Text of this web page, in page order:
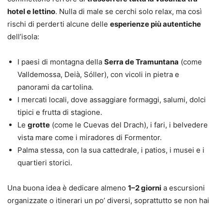
hotel e lettino. Nulla di male se cerchi solo relax, ma così
rischi di perderti alcune delle esperienze più autentiche
dell’isola:
I paesi di montagna della Serra de Tramuntana (come
Valldemossa, Deià, Sóller), con vicoli in pietra e
panorami da cartolina.
I mercati locali, dove assaggiare formaggi, salumi, dolci
tipici e frutta di stagione.
Le grotte (come le Cuevas del Drach), i fari, i belvedere
vista mare come i miradores di Formentor.
Palma stessa, con la sua cattedrale, i patios, i musei e i
quartieri storici.
Una buona idea è dedicare almeno 1–2 giorni a escursioni
organizzate o itinerari un po’ diversi, soprattutto se non hai